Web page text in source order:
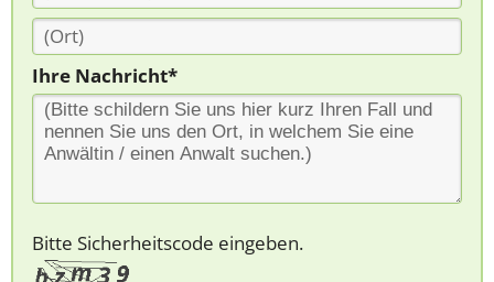
Ihre Nachricht*
Bitte Sicherheitscode eingeben.